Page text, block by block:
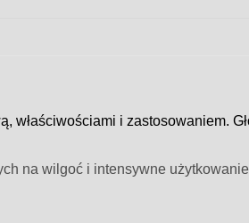
właściwościami i zastosowaniem.
na wilgoć i intensywne